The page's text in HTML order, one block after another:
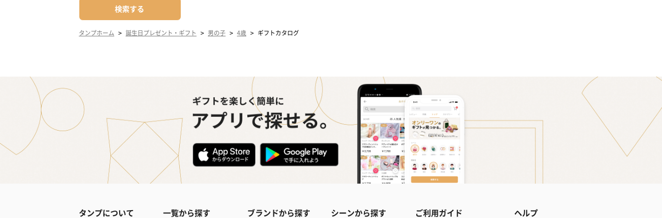
検索する
タンプホーム > 誕生日プレゼント・ギフト > 男の子 > 4歳 > ギフトカタログ
タンプについて 一覧から探す ブランドから探す シーンから探す ご利用ガイド ヘルプ